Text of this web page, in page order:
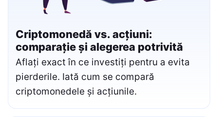
Criptomonedă vs. acțiuni:
comparație și alegerea potrivită
Aflați exact în ce investiți pentru a evita
pierderile. Iată cum se compară
criptomonedele și acțiunile.